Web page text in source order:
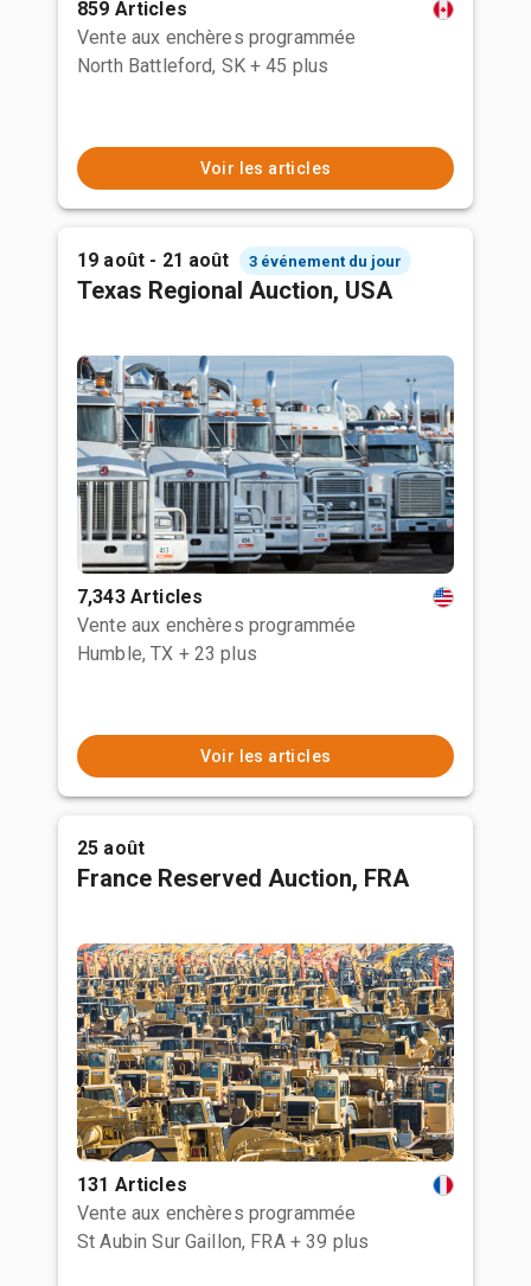
859 Articles
Vente aux enchères programmée
North Battleford, SK + 45 plus
Voir les articles
19 août - 21 août 3 événement du jour
Texas Regional Auction, USA
7,343 Articles
Vente aux enchères programmée
Humble, TX + 23 plus
Voir les articles
25 août
France Reserved Auction, FRA
131 Articles
Vente aux enchères programmée
St Aubin Sur Gaillon, FRA + 39 plus